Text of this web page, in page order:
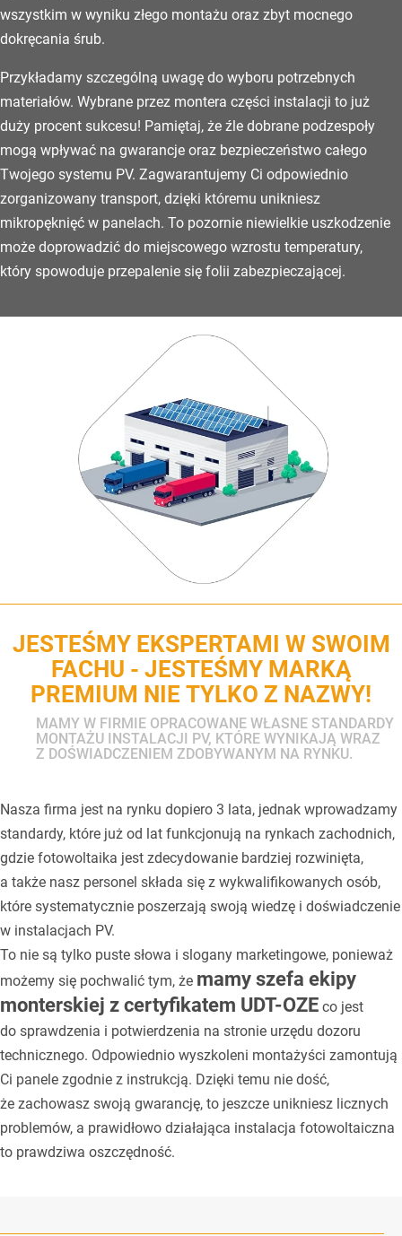
wszystkim w wyniku złego montażu oraz zbyt mocnego
dokręcania śrub.
Przykładamy szczególną uwagę do wyboru potrzebnych
materiałów. Wybrane przez montera części instalacji to już
duży procent sukcesu! Pamiętaj, że źle dobrane podzespoły
mogą wpływać na gwarancje oraz bezpieczeństwo całego
Twojego systemu PV. Zagwarantujemy Ci odpowiednio
zorganizowany transport, dzięki któremu unikniesz
mikropęknięć w panelach. To pozornie niewielkie uszkodzenie
może doprowadzić do miejscowego wzrostu temperatury,
który spowoduje przepalenie się folii zabezpieczającej.
JESTEŚMY EKSPERTAMI W SWOIM
FACHU - JESTEŚMY MARKĄ
PREMIUM NIE TYLKO Z NAZWY!
MAMY W FIRMIE OPRACOWANE WŁASNE STANDARDY
MONTAŻU INSTALACJI PV, KTÓRE WYNIKAJĄ WRAZ
Z DOŚWIADCZENIEM ZDOBYWANYM NA RYNKU.
Nasza firma jest na rynku dopiero 3 lata, jednak wprowadzamy
standardy, które już od lat funkcjonują na rynkach zachodnich,
gdzie fotowoltaika jest zdecydowanie bardziej rozwinięta,
a także nasz personel składa się z wykwalifikowanych osób,
które systematycznie poszerzają swoją wiedzę i doświadczenie
w instalacjach PV.
To nie są tylko puste słowa i slogany marketingowe, ponieważ
możemy się pochwalić tym, że mamy szefa ekipy
monterskiej z certyfikatem UDT-OZE co jest
do sprawdzenia i potwierdzenia na stronie urzędu dozoru
technicznego. Odpowiednio wyszkoleni montażyści zamontują
Ci panele zgodnie z instrukcją. Dzięki temu nie dość,
że zachowasz swoją gwarancję, to jeszcze unikniesz licznych
problemów, a prawidłowo działająca instalacja fotowoltaiczna
to prawdziwa oszczędność.